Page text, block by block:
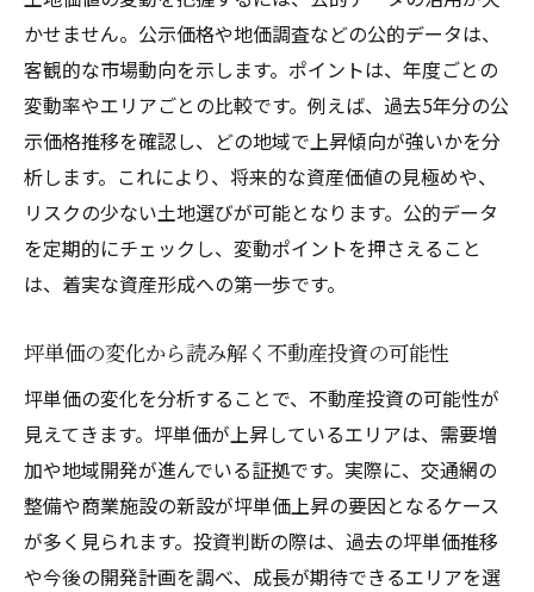
かせません。公示価格や地価調査などの公的データは、
客観的な市場動向を示します。ポイントは、年度ごとの
変動率やエリアごとの比較です。例えば、過去5年分の公
示価格推移を確認し、どの地域で上昇傾向が強いかを分
析します。これにより、将来的な資産価値の見極めや、
リスクの少ない土地選びが可能となります。公的データ
を定期的にチェックし、変動ポイントを押さえること
は、着実な資産形成への第一歩です。
坪単価の変化から読み解く不動産投資の可能性
坪単価の変化を分析することで、不動産投資の可能性が
見えてきます。坪単価が上昇しているエリアは、需要増
加や地域開発が進んでいる証拠です。実際に、交通網の
整備や商業施設の新設が坪単価上昇の要因となるケース
が多く見られます。投資判断の際は、過去の坪単価推移
や今後の開発計画を調べ、成長が期待できるエリアを選